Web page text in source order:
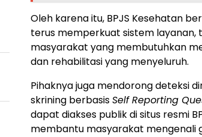
Oleh karena itu, BPJS Kesehatan
terus memperkuat sistem layanan,
masyarakat yang membutuhkan
dan rehabilitasi yang menyeluruh.
Pihaknya juga mendorong deteksi
skrining berbasisSelf Reporting
dapat diakses publik di situs resmi
membantu masyarakat mengenali